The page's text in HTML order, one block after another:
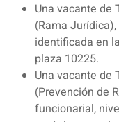
Una vacante de
(Rama
identificada en
plaza 10225.
Una vacante de
(Prevención de
funcionarial,